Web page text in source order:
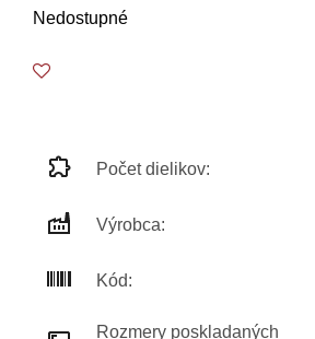
Nedostupné
Počet dielikov:
Výrobca:
Kód:
Rozmery poskladaných